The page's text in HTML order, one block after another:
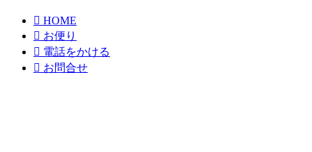
 HOME
 お便り
 電話をかける
 お問合せ